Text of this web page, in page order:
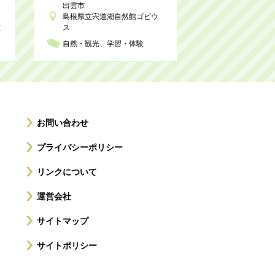
出雲市
島根県立宍道湖自然館ゴビウ
ス
自然・観光
学習・体験
お問い合わせ
プライバシーポリシー
リンクについて
運営会社
サイトマップ
サイトポリシー